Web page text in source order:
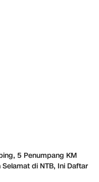
5 Penumpang KM
di NTB, Ini Daftar